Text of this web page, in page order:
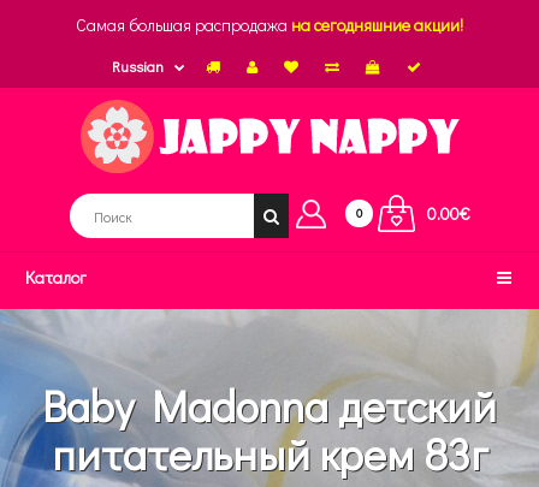
Самая большая распродажа на сегодняшние акции!
Russian
0 0.00€
Каталог
Baby Madonna детский
питательный крем 83г